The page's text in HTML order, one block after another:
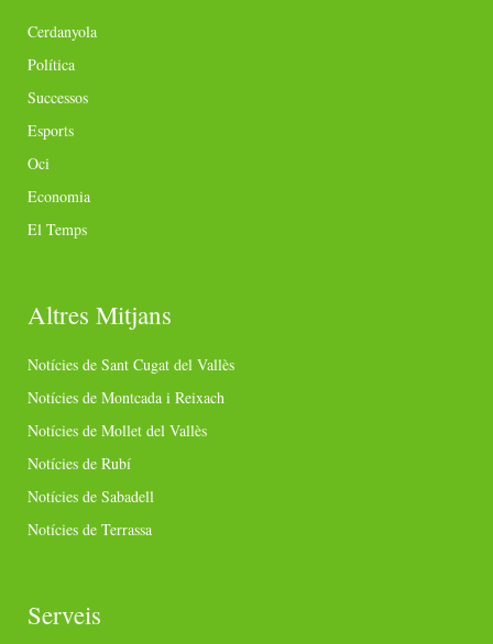
Cerdanyola
Política
Successos
Esports
Oci
Economia
El Temps
Altres Mitjans
Notícies de Sant Cugat del Vallès
Notícies de Montcada i Reixach
Notícies de Mollet del Vallès
Notícies de Rubí
Notícies de Sabadell
Notícies de Terrassa
Serveis